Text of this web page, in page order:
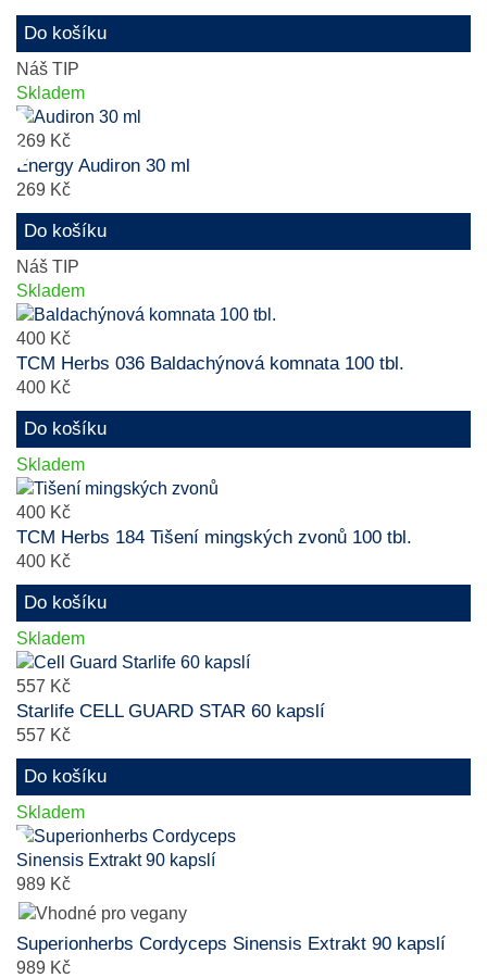
Do košíku
Náš TIP
Skladem
269 Kč
Energy Audiron 30 ml
269 Kč
Do košíku
Náš TIP
Skladem
400 Kč
TCM Herbs 036 Baldachýnová komnata 100 tbl.
400 Kč
Do košíku
Skladem
400 Kč
TCM Herbs 184 Tišení mingských zvonů 100 tbl.
400 Kč
Do košíku
Skladem
557 Kč
Starlife CELL GUARD STAR 60 kapslí
557 Kč
Do košíku
Skladem
989 Kč
Superionherbs Cordyceps Sinensis Extrakt 90 kapslí
989 Kč